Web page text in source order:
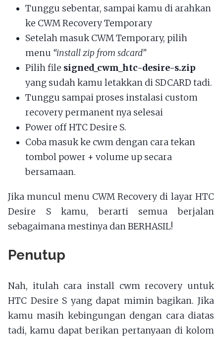
Tunggu sebentar, sampai kamu di arahkan
ke CWM Recovery Temporary
Setelah masuk CWM Temporary, pilih
menu “install zip from sdcard”
Pilih file signed_cwm_htc-desire-s.zip
yang sudah kamu letakkan di SDCARD tadi.
Tunggu sampai proses instalasi custom
recovery permanent nya selesai
Power off HTC Desire S.
Coba masuk ke cwm dengan cara tekan
tombol power + volume up secara
bersamaan.
Jika muncul menu CWM Recovery di layar HTC
Desire S kamu, berarti semua berjalan
sebagaimana mestinya dan BERHASIL!
Penutup
Nah, itulah cara install cwm recovery untuk
HTC Desire S yang dapat mimin bagikan. Jika
kamu masih kebingungan dengan cara diatas
tadi, kamu dapat berikan pertanyaan di kolom